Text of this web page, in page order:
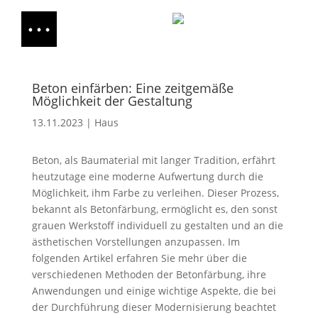
Beton einfärben: Eine zeitgemäße
Möglichkeit der Gestaltung
13.11.2023 | Haus
Beton, als Baumaterial mit langer Tradition, erfährt
heutzutage eine moderne Aufwertung durch die
Möglichkeit, ihm Farbe zu verleihen. Dieser Prozess,
bekannt als Betonfärbung, ermöglicht es, den sonst
grauen Werkstoff individuell zu gestalten und an die
ästhetischen Vorstellungen anzupassen. Im
folgenden Artikel erfahren Sie mehr über die
verschiedenen Methoden der Betonfärbung, ihre
Anwendungen und einige wichtige Aspekte, die bei
der Durchführung dieser Modernisierung beachtet